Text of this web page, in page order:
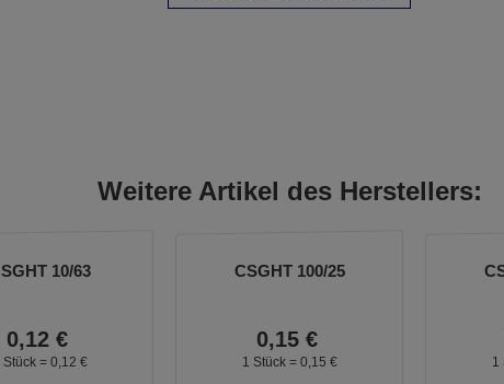
Weitere Artikel des Herstellers:
10/63
0,12 €
Stück = 0, 12 €
CSGHT 100/25
0,15 €
1 Stück = 0, 15 € 1